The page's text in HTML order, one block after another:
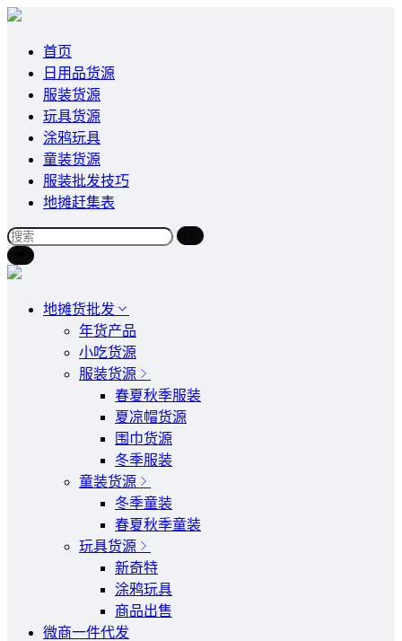
首页
日用品货源
服装货源
玩具货源
涂鸦玩具
童装货源
服装批发技巧
地摊赶集表
地摊货批发
年货产品
小吃货源
服装货源
春夏秋季服装
夏凉帽货源
围巾货源
冬季服装
童装货源
冬季童装
春夏秋季童装
玩具货源
新奇特
涂鸦玩具
商品出售
微商一件代发